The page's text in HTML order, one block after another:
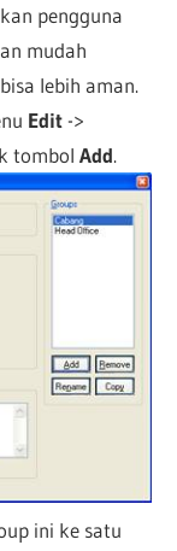
pengguna
mudah
lebih aman.
Edit->
tombol Add.
ini ke satu